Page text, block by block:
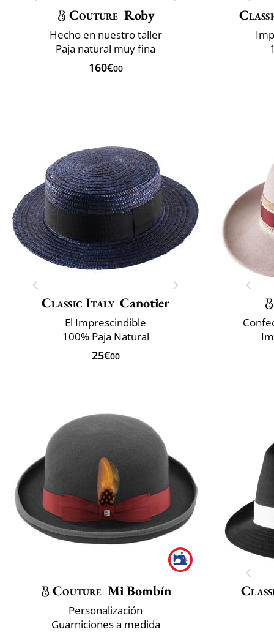
Couture Roby
Hecho en nuestro taller
Paja natural muy fina
160€00
Classic Italy Canotier
El Imprescindible
100% Paja Natural
25€00
Couture Mi Bombín
Personalización
Guarniciones a medida